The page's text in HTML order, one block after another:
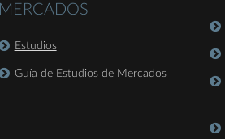
MERCADOS
Estudios
Guía de Estudios de Mercados